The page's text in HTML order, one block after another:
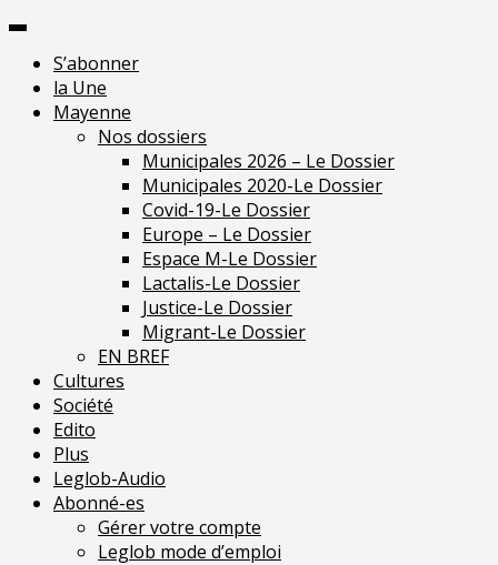
Skip
contentS’abonner
la Une
Mayenne
Nos dossiers
Municipales 2026 – Le Dossier
Municipales 2020-Le Dossier
Covid-19-Le Dossier
Europe – Le Dossier
Espace M-Le Dossier
Lactalis-Le Dossier
Justice-Le Dossier
Migrant-Le Dossier
EN BREF
Cultures
Société
Edito
Plus
Leglob-Audio
Abonné-es
Gérer votre compte
Leglob mode d’emploi
indépendante en
Mayenne